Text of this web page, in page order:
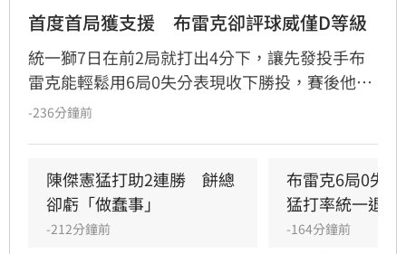
首度首局獲支援　布雷克卻評球威僅D等級
統一獅7日在前2局就打出4分下，讓先發投手布
雷克能輕鬆用6局0失分表現收下勝投，賽後他也
表示今晚投球特別輕鬆，但反而檢討自己的投球
-236分鐘前
陳傑憲猛打助2連勝　餅總
卻虧「做蠢事」
-212分鐘前
布雷克6局0失
猛打率統一退富
-164分鐘前